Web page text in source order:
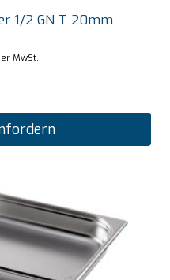
1/2 GN T 20mm
MwSt.